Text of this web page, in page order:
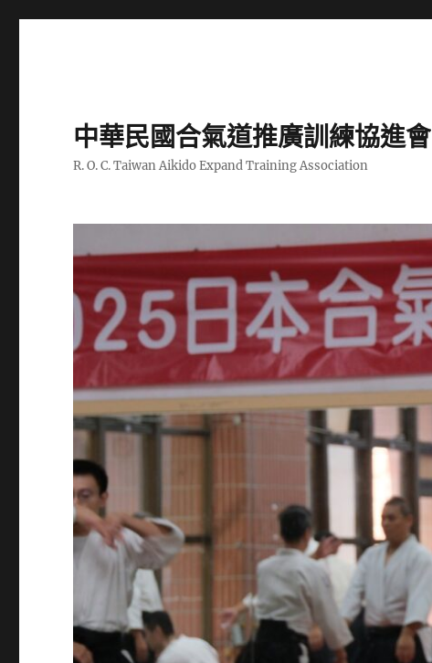
中華民國合氣道推廣訓練協進會
R. O. C. Taiwan Aikido Expand Training Association